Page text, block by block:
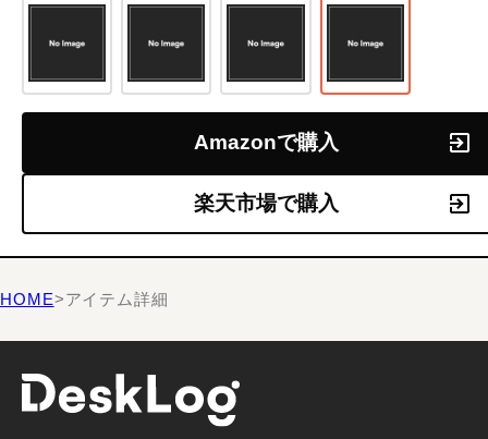
Amazonで購入
楽天市場で購入
HOME>アイテム詳細